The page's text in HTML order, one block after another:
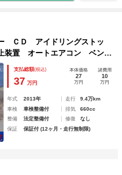
ＣＤ アイドリングストッ
装置 オートエアコン ベンチ
全ボディ
支払総額(税込)
37 万円
本体価格
27
万円
諸費用
10
万円
年式 2013年 走行
9.4万km
車検
車検整備付 排気
660cc
整備
法定整備付 修復
なし
保証
保証付 (12ヶ月・走行無制限)